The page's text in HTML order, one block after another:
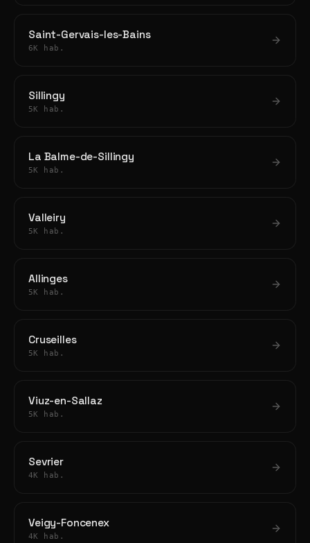
Saint-Gervais-les-Bains
6K hab.
Sillingy
5K hab.
La Balme-de-Sillingy
5K hab.
Valleiry
5K hab.
Allinges
5K hab.
Cruseilles
5K hab.
Viuz-en-Sallaz
5K hab.
Sevrier
4K hab.
Veigy-Foncenex
4K hab.